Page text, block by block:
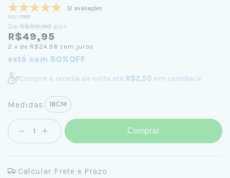
12 avaliações
SKU: 17085
DeR$99,90por
R$49,95
2 x de R$24,98 sem juros
está com 50%OFF
Compre e receba de volta até R$2,50 em cashback
Medidas: 18CM
Comprar
Calcular Frete e Prazo